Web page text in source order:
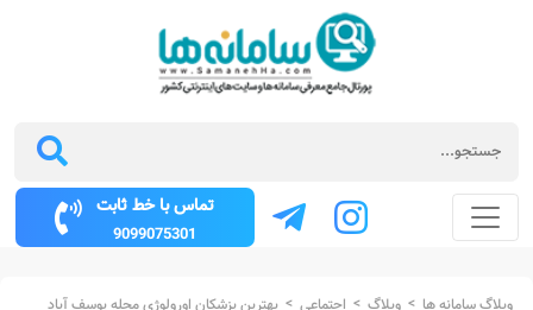
تماس با خط ثابت
9099075301
وبلاگ سامانه ها > وبلاگ > اجتماعی > بهترین پزشکان اورولوژی محله یوسف آباد